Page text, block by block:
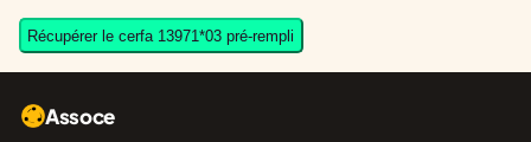
Récupérer le cerfa 13971*03 pré-rempli
Assoce